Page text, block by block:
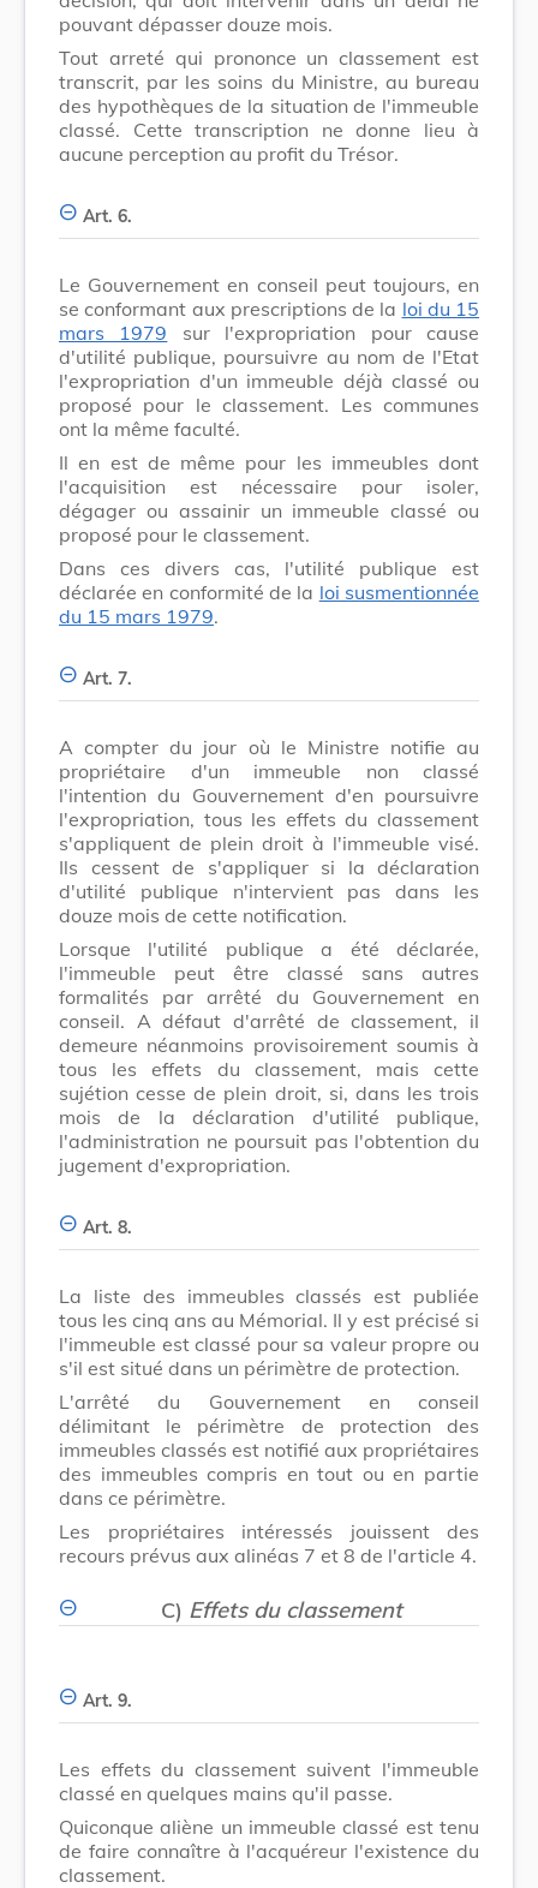
pouvant dépasser douze mois.
Tout arreté qui prononce un classement est
transcrit, par les soins du Ministre, au bureau
des hypothèques de la situation de l'immeuble
classé. Cette transcription ne donne lieu à
aucune perception au profit du Trésor.
Art. 6.
Le Gouvernement en conseil peut toujours, en
se conformant aux prescriptions de la loi du 15
mars 1979 sur l'expropriation pour cause
d'utilité publique, poursuivre au nom de l'Etat
l'expropriation d'un immeuble déjà classé ou
proposé pour le classement. Les communes
ont la même faculté.
Il en est de même pour les immeubles dont
l'acquisition est nécessaire pour isoler,
dégager ou assainir un immeuble classé ou
proposé pour le classement.
Dans ces divers cas, l'utilité publique est
déclarée en conformité de la loi susmentionnée
du 15 mars 1979.
Art. 7.
A compter du jour où le Ministre notifie au
propriétaire d'un immeuble non classé
l'intention du Gouvernement d'en poursuivre
l'expropriation, tous les effets du classement
s'appliquent de plein droit à l'immeuble visé.
Ils cessent de s'appliquer si la déclaration
d'utilité publique n'intervient pas dans les
douze mois de cette notification.
Lorsque l'utilité publique a été déclarée,
l'immeuble peut être classé sans autres
formalités par arrêté du Gouvernement en
conseil. A défaut d'arrêté de classement, il
demeure néanmoins provisoirement soumis à
tous les effets du classement, mais cette
sujétion cesse de plein droit, si, dans les trois
mois de la déclaration d'utilité publique,
l'administration ne poursuit pas l'obtention du
jugement d'expropriation.
Art. 8.
La liste des immeubles classés est publiée
tous les cinq ans au Mémorial. Il y est précisé si
l'immeuble est classé pour sa valeur propre ou
s'il est situé dans un périmètre de protection.
L'arrêté du Gouvernement en conseil
délimitant le périmètre de protection des
immeubles classés est notifié aux propriétaires
des immeubles compris en tout ou en partie
dans ce périmètre.
Les propriétaires intéressés jouissent des
recours prévus aux alinéas 7 et 8 de l'article 4.
C) Effets du classement
Art. 9.
Les effets du classement suivent l'immeuble
classé en quelques mains qu'il passe.
Quiconque aliène un immeuble classé est tenu
de faire connaître à l'acquéreur l'existence du
classement.